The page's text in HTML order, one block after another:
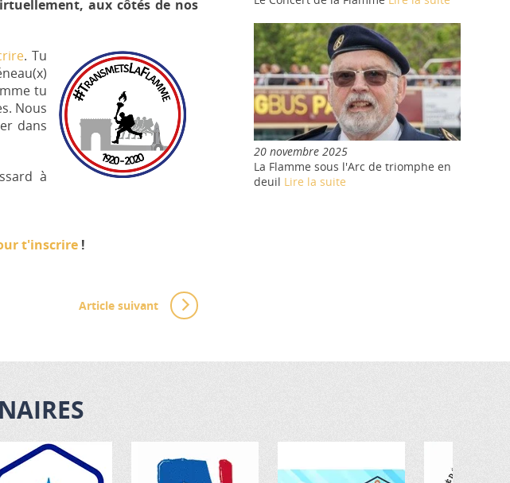
aux côtés de nos
. Tu
tu
Nous
dans
à
t'inscrire !
Article suivant
20 novembre 2025
La Flamme sous l'Arc de triomphe en
deuil Lire la suite